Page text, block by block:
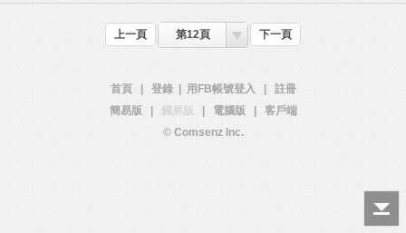
上一頁 第12頁 下一頁
首頁 登錄 用FB帳號登入
註冊
簡易版
觸屏版 電腦版
客戶端
© Comsenz Inc.